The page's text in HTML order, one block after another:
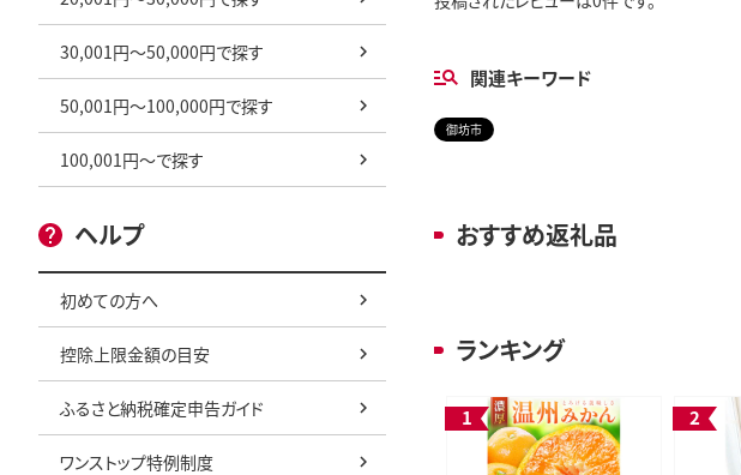
30,001円～50,000円で探す
50,001円～100,000円で探す
100,001円～で探す
ヘルプ
初めての方へ
控除上限金額の目安
ふるさと納税確定申告ガイド
ワンストップ特例制度
関連キーワード
御坊市
おすすめ返礼品
ランキング